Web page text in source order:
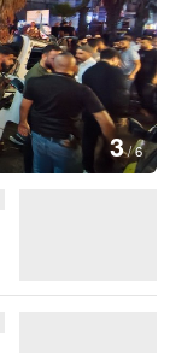
图集
云南弥勒
4/6